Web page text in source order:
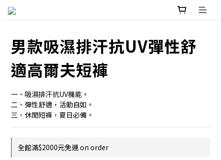
男款吸濕排汗抗UV彈性舒
適高爾夫短褲
一、吸濕排汗抗UV機能。
二、彈性舒適，活動自如。
三、休閒短褲，夏日必備。
全館滿$2000元免運 on order